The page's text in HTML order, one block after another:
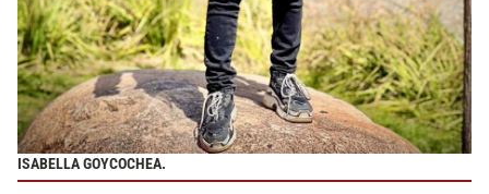
ISABELLA GOYCOCHEA.